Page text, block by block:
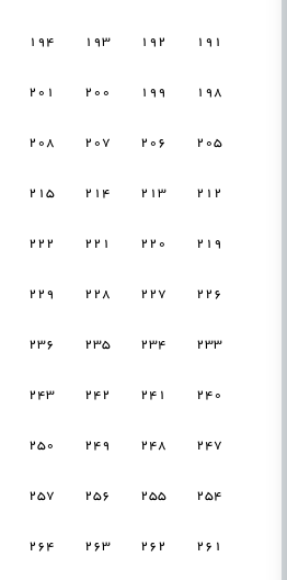
191
192
193
194
198
199
200
201
205
206
207
208
212
213
214
215
219
220
221
222
226
227
228
229
233
234
235
236
240
241
242
243
247
248
249
250
254
255
256
257
261
262
263
264